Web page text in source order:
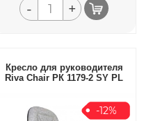
- +
Кресло для руководителя
Riva Chair РК 1179-2 SY PL
-12%